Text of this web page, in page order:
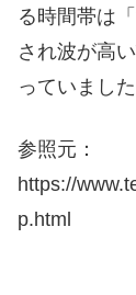
る時間帯は
され波が高
っていました
参照元：
https://
p.html